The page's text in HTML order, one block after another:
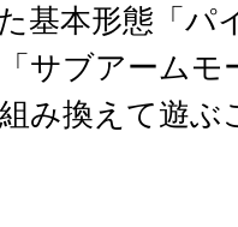
基本形態「パ
サブアームモ
み換えて遊ぶ